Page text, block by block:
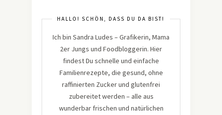
HALLO! SCHÖN, DASS DU DA BIST!
Ich bin Sandra Ludes – Grafikerin, Mama
2er Jungs und Foodbloggerin. Hier
findest Du schnelle und einfache
Familienrezepte, die gesund, ohne
raffinierten Zucker und glutenfrei
zubereitet werden – alle aus
wunderbar frischen und natürlichen